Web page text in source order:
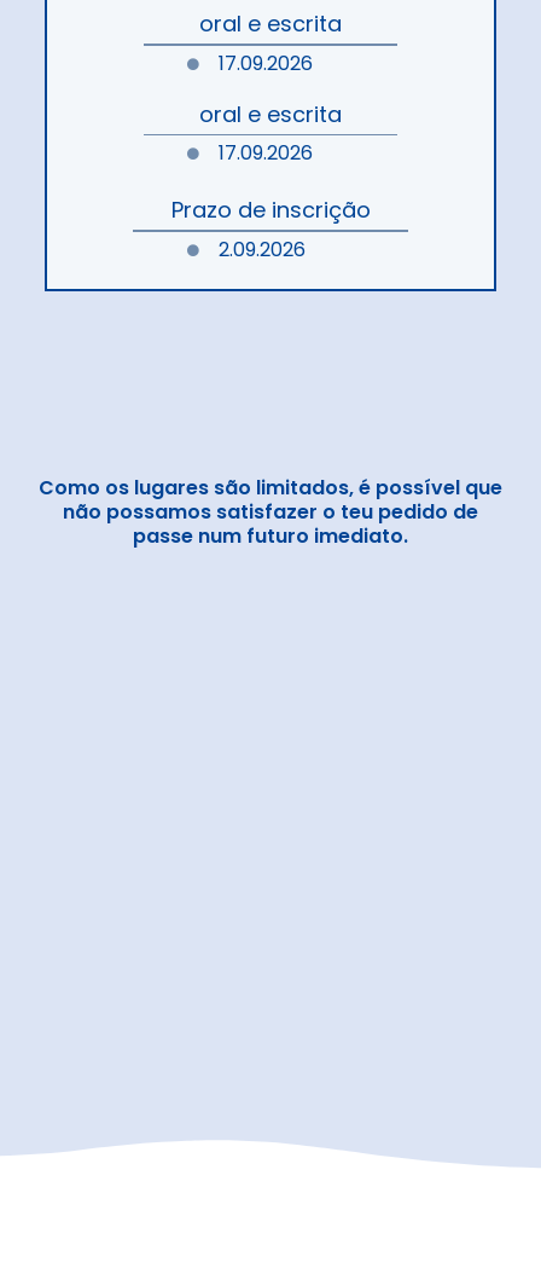
oral e escrita
17.09.2026
oral e escrita
17.09.2026
Prazo de inscrição
2.09.2026
Como os lugares são limitados, é possível que
não possamos satisfazer o teu pedido de
passe num futuro imediato.